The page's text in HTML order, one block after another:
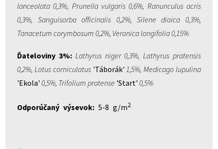
lanceolata 0,3%, Prunella vulgaris 0,6%, Ranunculus acris
0,3%, Sanguisorba officinalis 0,2%, Silene dioica 0,3%,
Tanacetum corymbosum 0,2%, Veronica longifolia 0,15%
Ďateloviny 3%:Lathyrus niger 0,3%, Lathyrus pratensis
0,2%, Lotus corniculatus 'Táborák' 1,5%, Medicago lupulina
'Ekola' 0,5%, Trifolium pratense 'Start' 0,5%
Odporúčaný výsevok:5-8 g/m2